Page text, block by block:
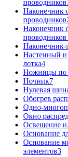
проводников
Наконечник
проводников
Наконечник
проводников
Наконечник-
Настенный и
лотка4
Ножницы по
Ночник7
Нулевая
Обогрев
Одно-
Окно
Освещение
Основание
Основание
элементов3